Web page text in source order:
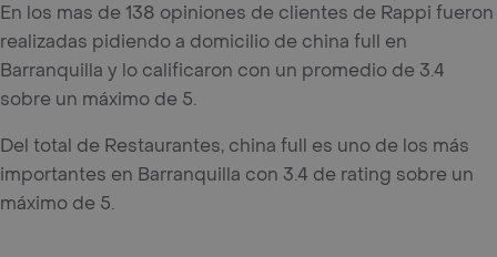
En los mas de 138 opiniones de clientes de Rappi fueron
realizadas pidiendo a domicilio de china full en
Barranquilla y lo calificaron con un promedio de 3.4
sobre un máximo de 5.
Del total de Restaurantes, china full es uno de los más
importantes en Barranquilla con 3.4 de rating sobre un
máximo de 5.